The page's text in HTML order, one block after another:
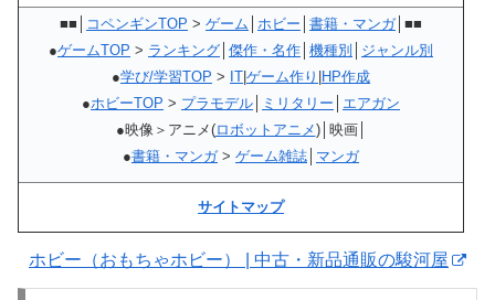
■■│ コペンギンTOP > ゲーム ホビー 書籍・マンガ│■■
●ゲームTOP > ランキング 傑作・名作 機種別
ジャンル別
●学び/学習TOP > IT ゲーム作り HP作成
●ホビーTOP > プラモデル ミリタリー
エアガン
●映像＞アニメ(ロボットアニメ)│映画│
●書籍・マンガ> ゲーム雑誌 マンガ
サイトマップ
ホビー（おもちゃホビー） | 中古・新品通販の駿河屋